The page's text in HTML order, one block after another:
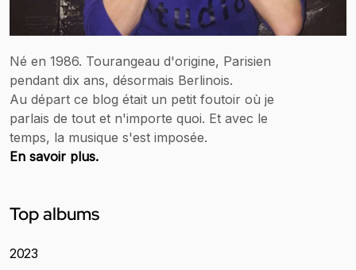
Né en 1986. Tourangeau d'origine, Parisien
pendant dix ans, désormais Berlinois.
Au départ ce blog était un petit foutoir où je
parlais de tout et n'importe quoi. Et avec le
temps, la musique s'est imposée.
En savoir plus.
Top albums
2023